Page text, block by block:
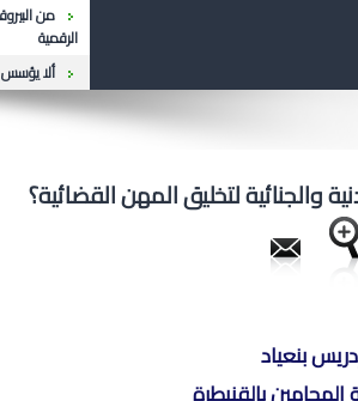
من
الرقمية
ألا
والجنائية لتخليق المهن القضائية؟
بنعياد